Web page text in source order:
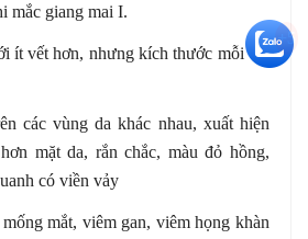
mắc giang mai I.
ít vết hơn, nhưng kích thước mỗi vết
các vùng da khác nhau, xuất hiện
mặt da, rắn chắc, màu đỏ hồng,
có viền vảy
mắt, viêm gan, viêm họng khàn
+5